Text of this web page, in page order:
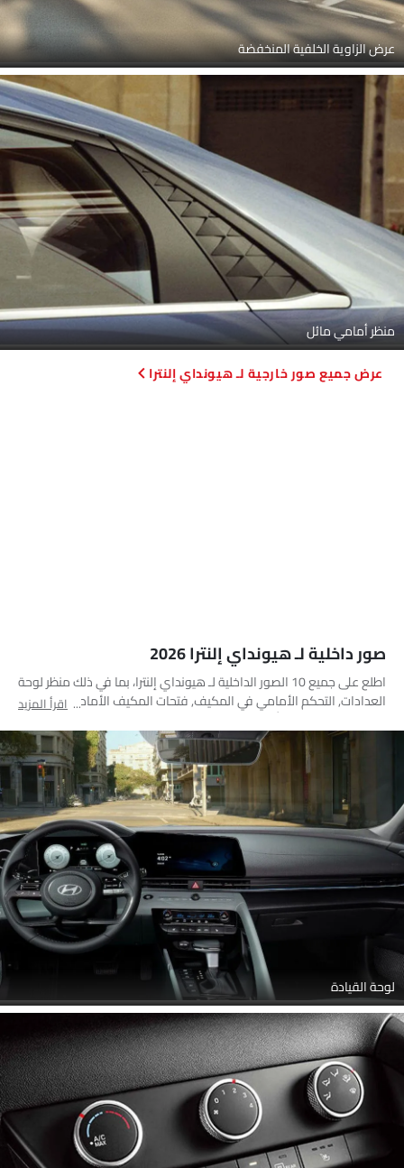
عرض الزاوية الخلفية المنخفضة
منظر أمامي مائل
صور خارجية لـ هيونداي إلنترا
صور داخلية لـ هيونداي إلنترا 2026
اطلع على جميع 10 الصور الداخلية لـ هيونداي إلنترا، بما في ذلك منظر لوحة
العدادات, التحكم الأمامي في المكيف, فتحات المكيف الأمامية, عداد
الدوران, منظر الركاب, أدوات ضبط المقعد, عناصر التحكم في باب جانب
السائق من الداخل, شاشة اللمس, مساعدة الركن, غير محدد
اقرأ المزيد
لوحة القيادة